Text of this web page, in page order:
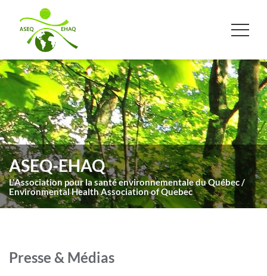
ASEQ-EHAQ
L'Association pour la santé environnementale du Québec /
Environmental Health Association of Quebec
Presse & Médias